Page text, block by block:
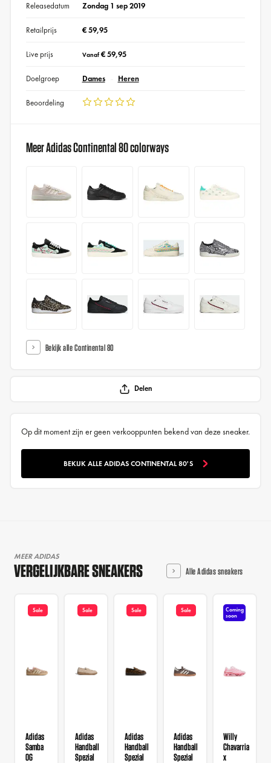
Releasedatum Zondag 1 sep 2019
Retailprijs € 59,95
Live prijs Vanaf€ 59,95
Doelgroep Dames Heren
Beoordeling
Meer Adidas Continental 80 colorways
Bekijk alle Continental 80
Delen
Op dit moment zijn er geen verkooppunten bekend van deze sneaker.
BEKIJK ALLE ADIDAS CONTINENTAL 80'S
MEER ADIDAS
VERGELIJKBARE SNEAKERS Alle Adidas sneakers
Sale
Adidas
Samba
OG
Sale
Adidas
Handball
Spezial
Sale
Adidas
Handball
Spezial
Sale
Adidas
Handball
Spezial
Coming
soon
Willy
Chavarria
x